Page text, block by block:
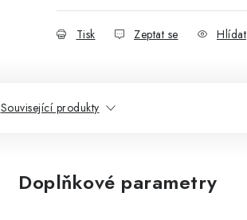
Tisk Zeptat se Hlídat
Související produkty
Doplňkové parametry